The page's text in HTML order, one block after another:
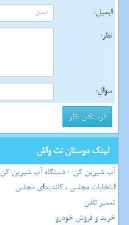
ایمیل:
نظر:
سوال:
لینک دوستان نت واش
آب شیرین کن - دستگاه آب شیرین کن
انتخابات مجلس ، کاندیدای مجلس
تعمیر تلفن
خرید و فروش خودرو